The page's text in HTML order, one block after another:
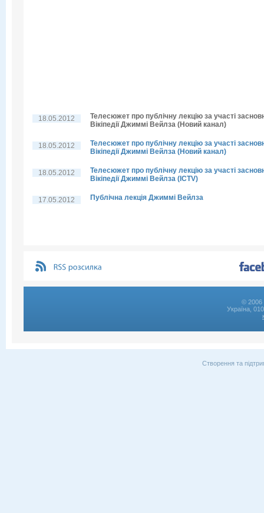
18.05.2012
Телесюжет про публічну лекцію за участі
Вікіпедії Джиммі Вейлза (Новий канал)
18.05.2012
Телесюжет про публічну лекцію за участі
Вікіпедії Джиммі Вейлза (Новий канал)
18.05.2012
Телесюжет про публічну лекцію за участі
Вікіпедії Джиммі Вейлза (ICTV)
17.05.2012 Публічна лекція Джиммі Вейлза
© 2006
Україна,
Створення та